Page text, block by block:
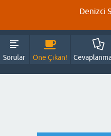
Denizci
Sorular Öne Çıkan!